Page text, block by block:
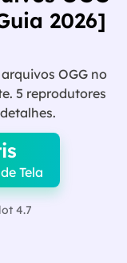
2026]
OGG no
5 reprodutores
Tela
4.7